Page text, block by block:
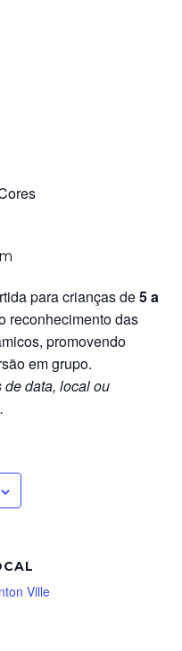
para crianças de5 a
reconhecimento das
promovendo
em grupo.
de data, local ou
Ville